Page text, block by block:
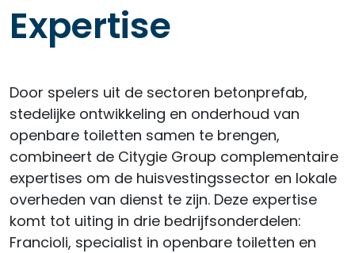
Expertise
Door spelers uit de sectoren betonprefab,
stedelijke ontwikkeling en onderhoud van
openbare toiletten samen te brengen,
combineert de Citygie Group complementaire
expertises om de huisvestingssector en lokale
overheden van dienst te zijn. Deze expertise
komt tot uiting in drie bedrijfsonderdelen:
Francioli, specialist in openbare toiletten en